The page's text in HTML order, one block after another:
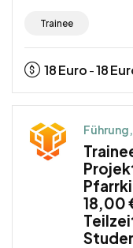
Trainee
18Euro -18
18,00